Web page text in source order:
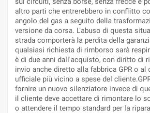
altro parti che entrerebbero in conflitto
angolo del gas a seguito della
versione da corsa. L'abuso di questa
strada comporterà la perdita della
qualsiasi richiesta di rimborso sarà
è di due anni dall'acquisto, con diritto di
invio anche diretto alla fabbrica GPR o al
ufficiale più vicino a spese del
fornire un nuovo silenziatore invece di
il cliente deve accettare di rimontare lo
o attendere il tempo standard per la